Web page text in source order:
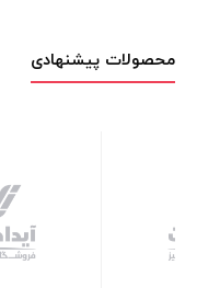
محصولات پیشنهادی